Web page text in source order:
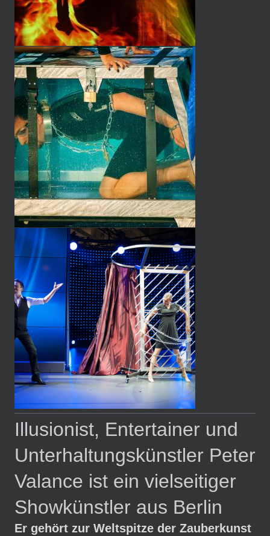
Illusionist, Entertainer und
Unterhaltungskünstler Peter
Valance ist ein vielseitiger
Showkünstler aus Berlin
Er gehört zur Weltspitze der Zauberkunst